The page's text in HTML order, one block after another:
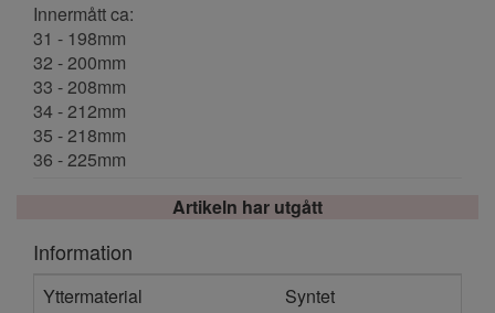
Innermått ca:
31 - 198mm
32 - 200mm
33 - 208mm
34 - 212mm
35 - 218mm
36 - 225mm
Artikeln har utgått
Information
Yttermaterial
Syntet